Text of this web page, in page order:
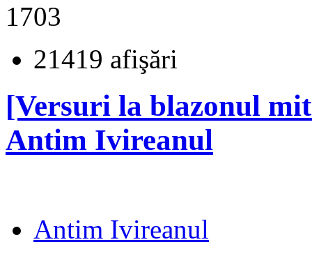
1703
21419 afişări
[Versuri la blazonul
Antim Ivireanul
Antim Ivireanul